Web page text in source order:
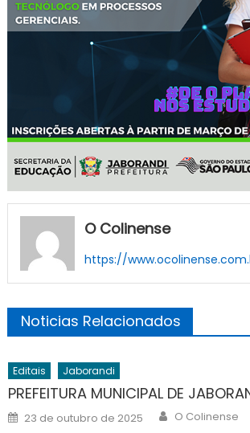
O Colinense
https://
Noticias Relacionados
Editais Jaborandi
PREFEITURA MUNICIPAL DE
Posted
on
23 de outubro de 2025 Author
O Colinense